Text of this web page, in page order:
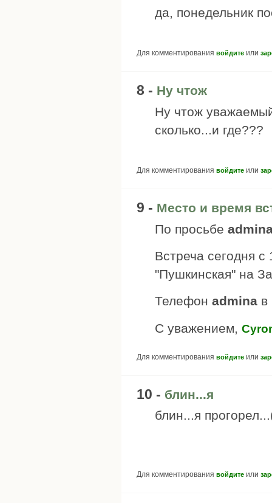
да, понедельник
Для комментирования войдите или
8 - Ну чтож
Ну чтож
сколько...и где???
Для комментирования войдите или
9 - Место и время
По просьбе
Встреча сегодня
"Пушкинская" на
Телефон admina в
С уважением,
Для комментирования войдите или
10 - блин...я
блин...я
Для комментирования войдите или